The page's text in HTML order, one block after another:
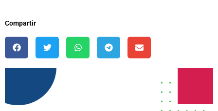
Compartir